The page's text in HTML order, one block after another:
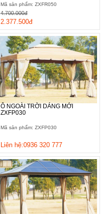
Mã sản phẩm: ZXFR050
2.377.500đ
4.700.000đ
Ô NGOÀI TRỜI DÁNG MỚI
ZXFP030
Mã sản phẩm: ZXFP030
Liên hệ:0936 320 777